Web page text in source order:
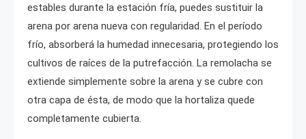
estables durante la estación fría, puedes sustituir la
arena por arena nueva con regularidad. En el período
frío, absorberá la humedad innecesaria, protegiendo los
cultivos de raíces de la putrefacción. La remolacha se
extiende simplemente sobre la arena y se cubre con
otra capa de ésta, de modo que la hortaliza quede
completamente cubierta.